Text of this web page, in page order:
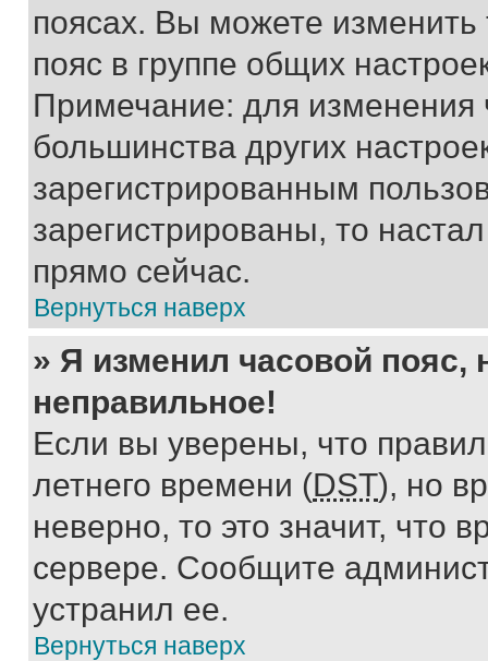
поясах. Вы можете изменить
пояс в группе общих
Примечание: для изменения
большинства других
зарегистрированным
зарегистрированы, то
прямо сейчас.
Вернуться наверх
» Я изменил часовой пояс,
неправильное!
Если вы уверены, что
летнего времени (DST), но
неверно, то это значит, что
сервере. Сообщите
устранил ее.
Вернуться наверх